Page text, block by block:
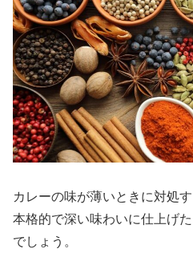
カレーの味が薄いときに対処
本格的で深い味わいに仕上げ
でしょう。